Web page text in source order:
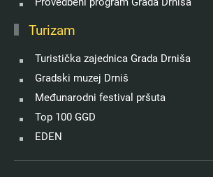
Turizam
Turistička zajednica Grada Drniša
Gradski muzej Drniš
Međunarodni festival pršuta
Top 100 GGD
EDEN